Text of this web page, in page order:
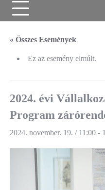
« Összes Események
Ez az esemény elmúlt.
2024. évi
Program
2024. november. 19. / 11:00 -